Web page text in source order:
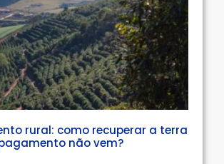
rural: como recuperar a terra
não vem?